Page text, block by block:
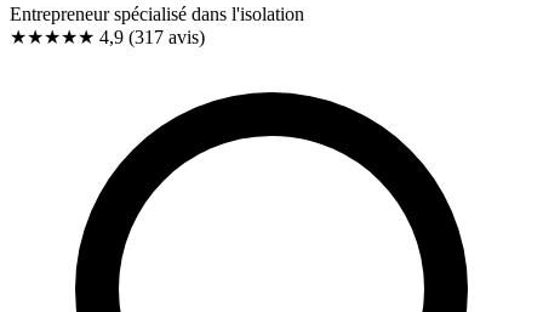
Entrepreneur spécialisé dans l'isolation
★★★★★ 4,9 (317 avis)